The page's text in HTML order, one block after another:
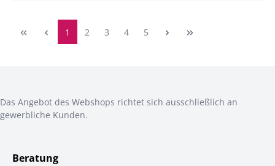
1 2 3 4 5
Das Angebot des Webshops richtet sich ausschließlich an
gewerbliche Kunden.
Beratung